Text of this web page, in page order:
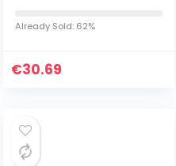
Already Sold: 62%
€30.69